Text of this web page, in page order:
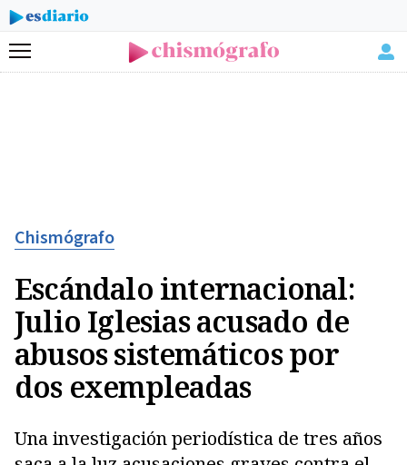
Menú
Chismógrafo
Escándalo internacional:
Julio Iglesias acusado de
abusos sistemáticos por
dos exempleadas
Una investigación periodística de tres años